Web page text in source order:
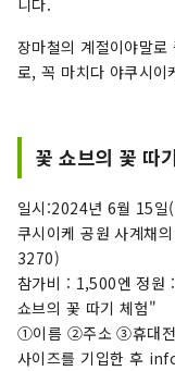
니다.
장마철의 계절이야말
로, 꼭 마치다 야쿠시이
꽃 쇼브의 꽃 따
일시:2024년 6월 15
쿠시이케 공원 사계채
3270)
참가비 : 1,500엔 정원
쇼브의 꽃 따기 체험"
①이름 ②주소 ③휴대
사이즈를 기입한 후